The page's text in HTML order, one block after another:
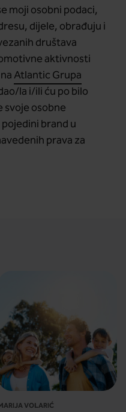
moji osobni podaci,
dijele, obrađuju i
društava
aktivnosti
Atlantic Grupa
la i/ili ću po bilo
svoje osobne
brand u
prava za
VOLARIĆ